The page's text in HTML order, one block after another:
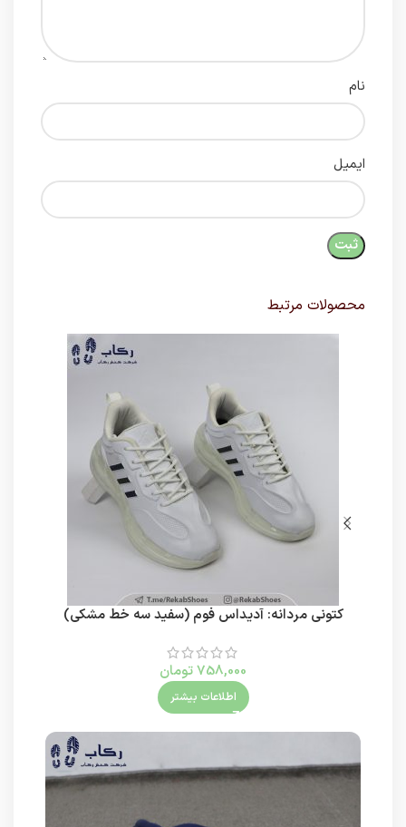
نام
ایمیل
محصولات مرتبط
کتونی مردانه: آدیداس فوم (سفید سه خط مشکی)
758,000تومان
اطلاعات بیشتر